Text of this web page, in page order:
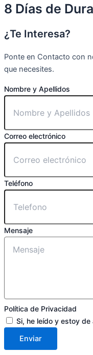
8 Días de
¿Te Interesa?
Ponte en Contacto con
que necesites.
Nombre y Apellidos
Correo electrónico
Teléfono
Mensaje
Política de Privacidad
Si, he leído y estoy de
Enviar